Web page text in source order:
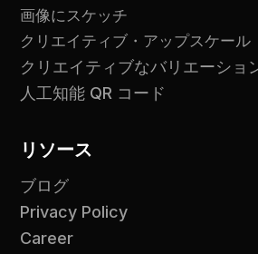
画像にスケッチ
クリエイティブ・アップスケール
クリエイティブなバリエーショ
人工知能 QR コード
リソース
ブログ
Privacy Policy
Career